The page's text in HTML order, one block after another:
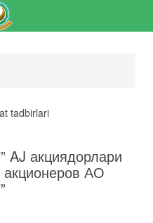
tadbirlari
AJ акциядорлари
АО